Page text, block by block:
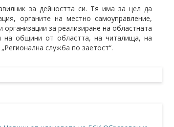
за дейността си. Тя има за цел да
органите на местно самоуправление,
за реализиране на областната
на общини от областта, на читалища, на
служба по заетост“.